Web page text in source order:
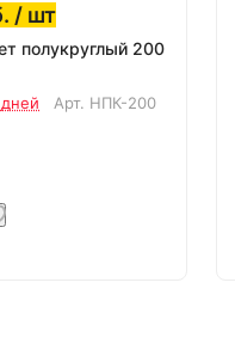
/ шт
полукруглый 200
Арт. НПК-200